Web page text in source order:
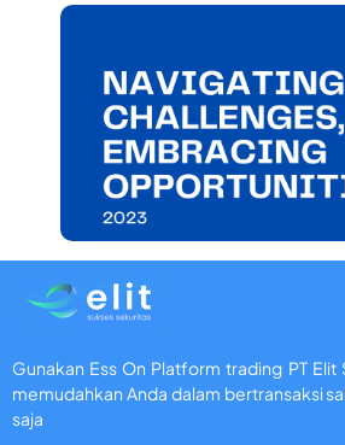
Gunakan Ess On Platform trading PT Elit
memudahkan Anda dalam bertransaksi
saja